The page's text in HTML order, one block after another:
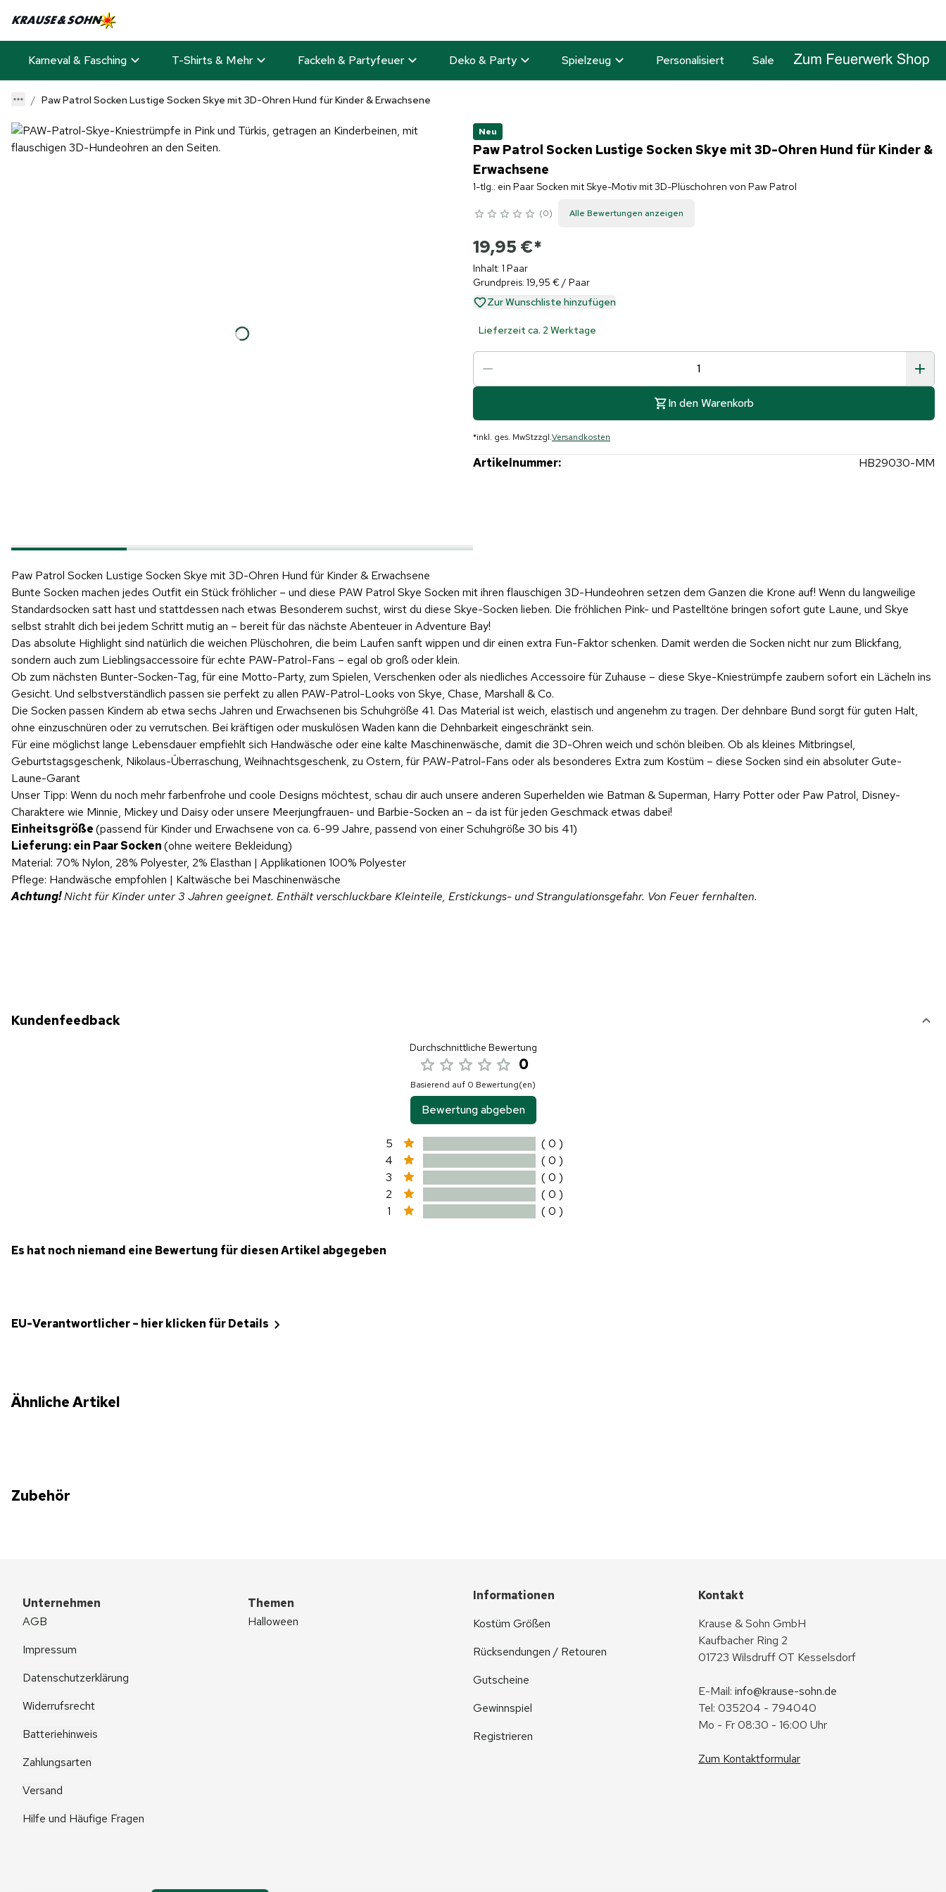
Karneval & Fasching T-Shirts & Mehr Fackeln & Partyfeuer Deko & Party Spielzeug Personalisiert Sale
Paw Patrol Socken Lustige Socken Skye mit 3D-Ohren Hund für Kinder & Erwachsene
Neu
Paw Patrol Socken Lustige Socken Skye mit 3D-Ohren Hund für Kinder &
Erwachsene
1-tlg.: ein Paar Socken mit Skye-Motiv mit 3D-Plüschohren von Paw Patrol
0 Alle Bewertungen anzeigen
19,95 €*
Inhalt: 1 Paar
Grundpreis: 19,95 € / Paar
Zur Wunschliste hinzufügen
Lieferzeit ca. 2 Werktage
In den Warenkorb
*inkl. ges. MwStzzgl.Versandkosten
Artikelnummer: HB29030-MM
Paw Patrol Socken Lustige Socken Skye mit 3D-Ohren Hund für Kinder & Erwachsene
Bunte Socken machen jedes Outfit ein Stück fröhlicher – und diese PAW Patrol Skye Socken mit ihren flauschigen 3D-Hundeohren setzen dem Ganzen die Krone auf! Wenn du langweilige
Standardsocken satt hast und stattdessen nach etwas Besonderem suchst, wirst du diese Skye-Socken lieben. Die fröhlichen Pink- und Pastelltöne bringen sofort gute Laune, und Skye
selbst strahlt dich bei jedem Schritt mutig an – bereit für das nächste Abenteuer in Adventure Bay!
Das absolute Highlight sind natürlich die weichen Plüschohren, die beim Laufen sanft wippen und dir einen extra Fun-Faktor schenken. Damit werden die Socken nicht nur zum Blickfang,
sondern auch zum Lieblingsaccessoire für echte PAW-Patrol-Fans – egal ob groß oder klein.
Ob zum nächsten Bunter-Socken-Tag, für eine Motto-Party, zum Spielen, Verschenken oder als niedliches Accessoire für Zuhause – diese Skye-Kniestrümpfe zaubern sofort ein Lächeln ins
Gesicht. Und selbstverständlich passen sie perfekt zu allen PAW-Patrol-Looks von Skye, Chase, Marshall & Co.
Die Socken passen Kindern ab etwa sechs Jahren und Erwachsenen bis Schuhgröße 41. Das Material ist weich, elastisch und angenehm zu tragen. Der dehnbare Bund sorgt für guten Halt,
ohne einzuschnüren oder zu verrutschen. Bei kräftigen oder muskulösen Waden kann die Dehnbarkeit eingeschränkt sein.
Für eine möglichst lange Lebensdauer empfiehlt sich Handwäsche oder eine kalte Maschinenwäsche, damit die 3D-Ohren weich und schön bleiben. Ob als kleines Mitbringsel,
Geburtstagsgeschenk, Nikolaus-Überraschung, Weihnachtsgeschenk, zu Ostern, für PAW-Patrol-Fans oder als besonderes Extra zum Kostüm – diese Socken sind ein absoluter Gute-
Laune-Garant
Unser Tipp: Wenn du noch mehr farbenfrohe und coole Designs möchtest, schau dir auch unsere anderen Superhelden wie Batman & Superman, Harry Potter oder Paw Patrol, Disney-
Charaktere wie Minnie, Mickey und Daisy oder unsere Meerjungfrauen- und Barbie-Socken an – da ist für jeden Geschmack etwas dabei!
Einheitsgröße(passend für Kinder und Erwachsene von ca. 6-99 Jahre, passend von einer Schuhgröße 30 bis 41)
Lieferung: ein Paar Socken(ohne weitere Bekleidung)
Material: 70% Nylon, 28% Polyester, 2% Elasthan | Applikationen 100% Polyester
Pflege: Handwäsche empfohlen | Kaltwäsche bei Maschinenwäsche
Achtung!Nicht für Kinder unter 3 Jahren geeignet. Enthält verschluckbare Kleinteile, Erstickungs- und Strangulationsgefahr. Von Feuer fernhalten.
Kundenfeedback
Durchschnittliche Bewertung
0
Basierend auf 0 Bewertung(en)
Bewertung abgeben
5
( 0 )
4
( 0 )
3
( 0 )
2
( 0 )
1
( 0 )
Es hat noch niemand eine Bewertung für diesen Artikel abgegeben
EU-Verantwortlicher – hier klicken für Details
Ähnliche Artikel
Zubehör
Unternehmen
AGB
Impressum
Datenschutzerklärung
Widerrufsrecht
Batteriehinweis
Zahlungsarten
Versand
Hilfe und Häufige Fragen
Themen
Halloween
Informationen
Kostüm Größen
Rücksendungen / Retouren
Gutscheine
Gewinnspiel
Registrieren
Kontakt
Krause & Sohn GmbH
Kaufbacher Ring 2
01723 Wilsdruff OT Kesselsdorf
E-Mail: info@krause-sohn.de
Tel: 035204 - 794040
Mo - Fr 08:30 - 16:00 Uhr
Zum Kontaktformular